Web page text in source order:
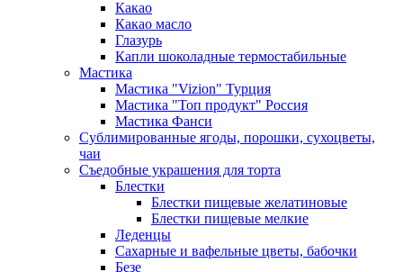
Какао
Какао масло
Глазурь
Капли шоколадные термостабильные
Мастика
Мастика "Vizion" Турция
Мастика "Топ продукт" Россия
Мастика Фанси
Сублимированные ягоды, порошки, сухоцветы,
чаи
Съедобные украшения для торта
Блестки
Блестки пищевые желатиновые
Блестки пищевые мелкие
Леденцы
Сахарные и вафельные цветы, бабочки
Безе